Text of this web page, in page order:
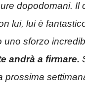
dopodomani. Il
lui, lui è
uno sforzo
andrà a firmare.
prossima